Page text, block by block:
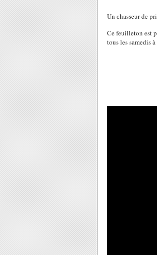
Un chasseur de
Ce feuilleton est
tous les samedis